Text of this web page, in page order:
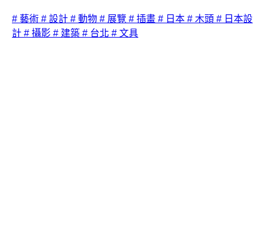
# 藝術 # 設計 # 動物 # 展覽 # 插畫 # 日本 # 木頭 # 日本設
計 # 攝影 # 建築 # 台北 # 文具